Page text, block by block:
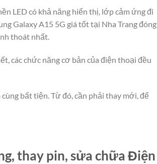
LED có khả năng hiển thị, lớp cảm ứng đi
Galaxy A15 5G giá tốt tại Nha Trang đóng
thoát nhất.
các chức năng cơ bản của điện thoại đều
bất tiện. Từ đó, cần phải thay mới, để
thay pin, sửa chữa Điện